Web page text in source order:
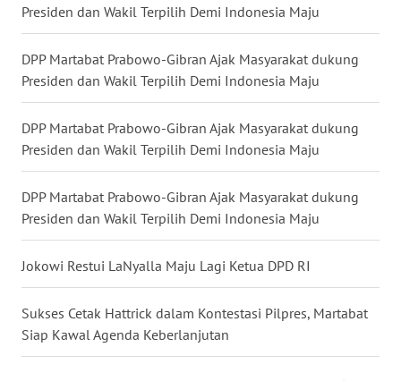
Presiden dan Wakil Terpilih Demi Indonesia Maju
DPP Martabat Prabowo-Gibran Ajak Masyarakat dukung
Presiden dan Wakil Terpilih Demi Indonesia Maju
DPP Martabat Prabowo-Gibran Ajak Masyarakat dukung
Presiden dan Wakil Terpilih Demi Indonesia Maju
DPP Martabat Prabowo-Gibran Ajak Masyarakat dukung
Presiden dan Wakil Terpilih Demi Indonesia Maju
Jokowi Restui LaNyalla Maju Lagi Ketua DPD RI
Sukses Cetak Hattrick dalam Kontestasi Pilpres, Martabat
Siap Kawal Agenda Keberlanjutan
WN
WN
KALTIM
WN
SULSEL
WN
GORONTALO
WN
SULUT
WN